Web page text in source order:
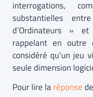
interrogations,
substantielles
d’Ordinateurs »
rappelant en outre
considéré qu’un jeu
seule dimension
Pour lire laréponse